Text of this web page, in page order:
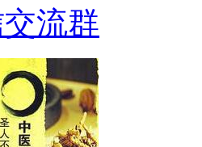
流群